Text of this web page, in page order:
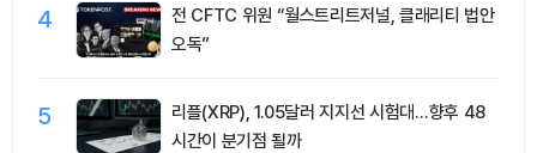
4
전 CFTC 위원 “월스트리트저널, 클래리티 법안
오독”
5
리플(XRP), 1.05달러 지지선 시험대…향후 48
시간이 분기점 될까